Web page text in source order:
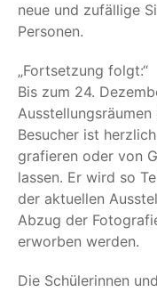
neue und zufäl­li­ge
Personen.
„Fort­set­zung folgt:“
Bis zum 24.
Besu­cher ist
gra­fie­ren oder von
las­sen. Er wird so
der aktu­el­len
Abzug der
erwor­ben werden.
Die Schü­le­rin­nen